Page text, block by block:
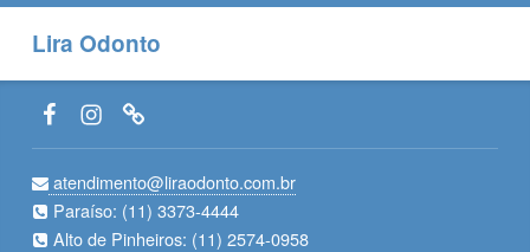
Lira Odonto
Facebook LiraOdonto
Instagram LiraOdonto
Site LiraOdonto
atendimento@liraodonto.com.br
Paraíso: (11) 3373-4444
Alto de Pinheiros: (11) 2574-0958